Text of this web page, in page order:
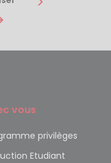
vous
privilèges
Etudiant